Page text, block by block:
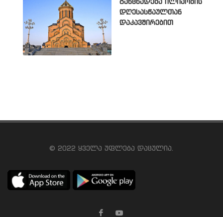
განცხადება ილიაობის
დღესასწაულთან
დაკავშირებით
© 2022 ყველა უფლება დაცულია.